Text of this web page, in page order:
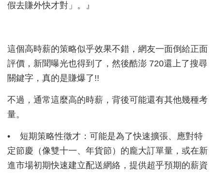
假去賺外快才對」。』
這個高時薪的策略似乎效果不錯，網友一面倒給正面
評價，新聞曝光也得到了，然後酷澎 720還上了搜尋
關鍵字，真的是賺爆了!!
不過，通常這麼高的時薪，背後可能還有其他幾種考
量。
•
短期策略性徵才：可能是為了快速擴張、應對特
定節慶（像雙十一、年貨節）的龐大訂單量，或在新
進市場初期快速建立配送網絡，提供超乎預期的薪資